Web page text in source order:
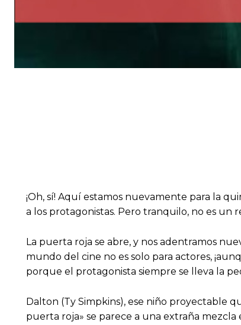
¡Oh, sí! Aquí estamos nuevamente para la
a los protagonistas. Pero tranquilo, no es un
La puerta roja se abre, y nos adentramos
mundo del cine no es solo para actores,
porque el protagonista siempre se lleva la
Dalton (Ty Simpkins), ese niño proyectable
puerta roja» se parece a una extraña